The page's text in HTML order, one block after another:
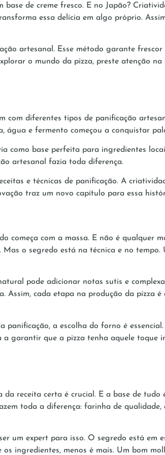
de creme fresco. E no Japão?
essa delícia em algo próprio.
artesanal. Esse método garante frescor
o mundo da pizza, preste atenção na
com diferentes tipos de panificação
água e fermento começou a conquistar
como base perfeita para ingredientes
artesanal fazia toda diferença.
e técnicas de panificação. A
traz um novo capítulo para essa
com a massa. E não é qualquer
o segredo está na técnica e no tempo.
pode adicionar notas sutis e
Assim, cada etapa na produção da pizza
a escolha do forno é
garantir que a pizza tenha aquele toque
receita certa é crucial. E a base de tudo
toda a diferença: farinha de qualidade,
um expert para isso. O segredo está em
ingredientes, menos é mais. Um bom